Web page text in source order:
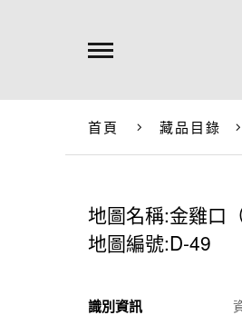
首頁 藏品目錄
地圖名稱:金雞口
地圖編號:D-49
識別資訊